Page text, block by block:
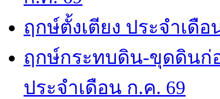
ฤกษ์ตั้งเตียง ประจำเดือ
ฤกษ์กระทบดิน-ขุดดินก่
ประจำเดือน ก.ค. 69